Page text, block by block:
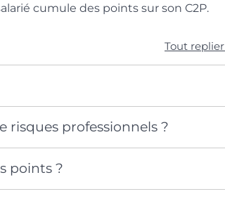
cumule des points sur son C2P.
Tout replier
risques professionnels ?
points ?